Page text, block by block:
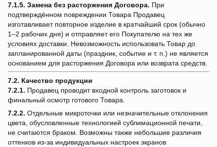
7.1.5. Замена без расторжения Договора. При
подтверждённом повреждении Товара Продавец
изготавливает повторное изделие в кратчайший срок (обычно
1–2 рабочих дня) и отправляет его Покупателю на тех же
условиях доставки. Невозможность использовать Товар до
запланированной даты (праздник, событие и т. п.) не является
основанием для расторжения Договора или возврата средств.
7.2. Качество продукции
7.2.1. Продавец проводит входной контроль заготовок и
финальный осмотр готового Товара.
7.2.2. Отдельные микроточки или незначительные отклонения
цвета, обусловленные технологией сублимационной печати,
не считаются браком. Возможны также небольшие различия
оттенков из-за индивидуальных настроек экранов